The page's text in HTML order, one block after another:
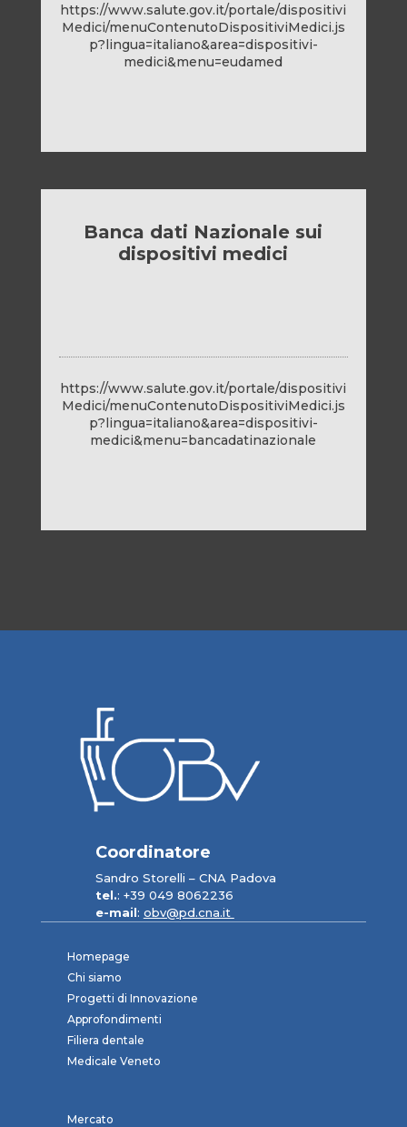
https://www.salute.gov.it/portale/dispositivi
Medici/menuContenutoDispositiviMedici.js
p?lingua=italiano&area=dispositivi-
medici&menu=eudamed
Banca dati Nazionale sui
dispositivi medici
https://www.salute.gov.it/portale/dispositivi
Medici/menuContenutoDispositiviMedici.js
p?lingua=italiano&area=dispositivi-
medici&menu=bancadatinazionale
Coordinatore
Sandro Storelli – CNA Padova
tel.: +39 049 8062236
e-mail: obv@pd.cna.it
Homepage
Chi siamo
Progetti di Innovazione
Approfondimenti
Filiera dentale
Medicale Veneto
Mercato